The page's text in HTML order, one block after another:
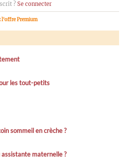
? Se connecter
l'offre Premium
les tout-petits
sommeil en crèche ?
maternelle ?